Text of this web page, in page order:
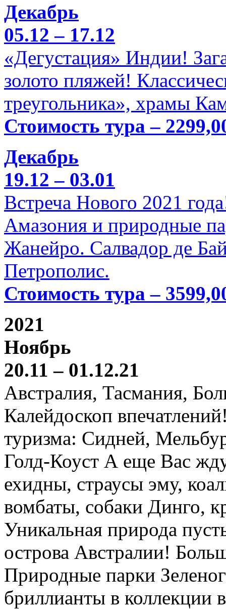
Декабрь
05.12 – 17.12
«Дегустация» Индии!
золото пляжей!
треугольника», храмы
Стоимость тура –
Декабрь
19.12 – 03.01
Встреча Нового 2021
Амазония и природные
Жанейро. Салвадор де
Петрополис.
Стоимость тура –
2021
Ноябрь
20.11 – 01.12.21
Австралия, Тасмания,
Калейдоскоп
туризма: Сидней,
Голд-Коуст А еще Вас
ехидны, страусы эму,
вомбаты, собаки Динго,
Уникальная природа
острова Австралии!
Природные парки
бриллианты в коллекции